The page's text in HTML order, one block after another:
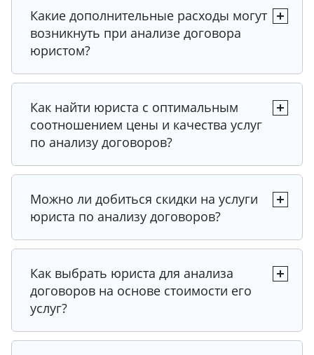
Совет эксперта
Совет эксперта
Совет эксперта
Рекомендация юриста
Совет эксперта
Совет эксперта
Совет эксперта
Рекомендация юриста
Рекомендация юриста
Рекомендация юриста
Совет эксперта
Совет эксперта
Совет эксперта
Рекомендация юриста
Совет эксперта
Какие дополнительные расходы могут
возникнуть при анализе договора
юристом?
Как найти юриста с оптимальным
соотношением цены и качества услуг
по анализу договоров?
Можно ли добиться скидки на услуги
юриста по анализу договоров?
Как выбрать юриста для анализа
договоров на основе стоимости его
услуг?